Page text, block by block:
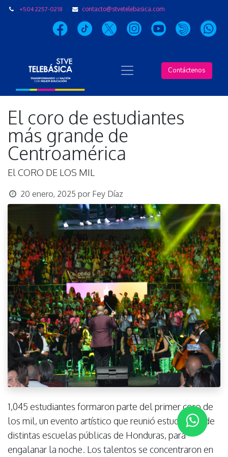
+504 2257-0218 contacto@stvetelebasica.com
Contáctenos
El coro de estudiantes
más grande de
Centroamérica
El CORO DE LOS MIL
20 enero, 2025 por Fey Díaz
1,045 estudiantes formaron parte del primer coro de
los mil, un evento artístico que reunió estudiantes de
distintas escuelas públicas de Honduras, para
engalanar la noche. Los talentos se concentraron en